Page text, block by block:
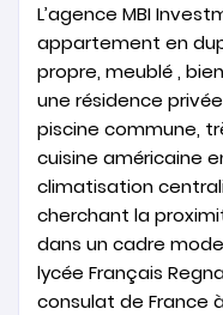
L’agence MBI
appartement en
propre, meublé ,
une résidence
piscine commune,
cuisine américaine
climatisation
cherchant la
dans un cadre
lycée Français
consulat de France